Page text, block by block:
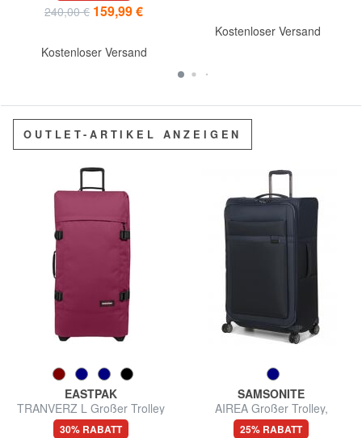
240,00 € 159,99 €
Kostenloser Versand
Kostenloser Versand
OUTLET-ARTIKEL ANZEIGEN
EASTPAK
TRANVERZ L Großer Trolley
30% RABATT
SAMSONITE
AIREA Großer Trolley,
erweiterbar
25% RABATT